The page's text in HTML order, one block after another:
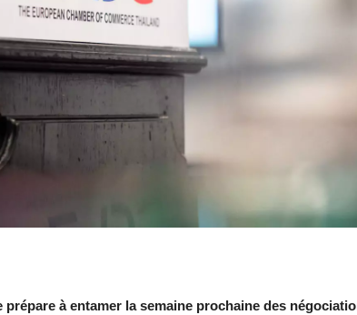
prépare à entamer la semaine prochaine des